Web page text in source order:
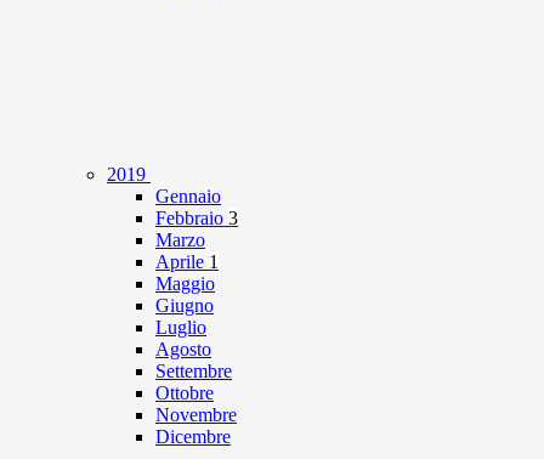
2019
Gennaio
Febbraio 3
Marzo
Aprile 1
Maggio
Giugno
Luglio
Agosto
Settembre
Ottobre
Novembre
Dicembre